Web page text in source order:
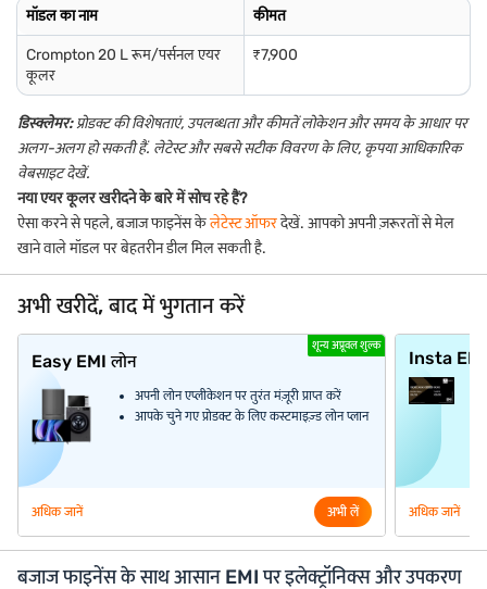
मॉडल का नाम
कीमत
Crompton 20 L रूम/पर्सनल एयर
कूलर
₹7,900
डिस्क्लेमर:प्रोडक्ट की विशेषताएं, उपलब्धता और कीमतें लोकेशन और समय के आधार पर
अलग-अलग हो सकती हैं. लेटेस्ट और सबसे सटीक विवरण के लिए, कृपया आधिकारिक
वेबसाइट देखें.
नया एयर कूलर खरीदने के बारे में सोच रहे हैं?
ऐसा करने से पहले, बजाज फाइनेंस केलेटेस्ट ऑफरदेखें. आपको अपनी ज़रूरतों से मेल
खाने वाले मॉडल पर बेहतरीन डील मिल सकती है.
अभी खरीदें, बाद में भुगतान करें
शून्य अप्रूवल शुल्क
Easy EMI लोन
अपनी लोन एप्लीकेशन पर तुरंत मंज़ूरी प्राप्त करें
आपके चुने गए प्रोडक्ट के लिए कस्टमाइज़्ड लोन प्लान
अधिक जानें अभी लें
Insta
अधिक जानें
बजाज फाइनेंस के साथ आसान EMI पर इलेक्ट्रॉनिक्स और उपकरण